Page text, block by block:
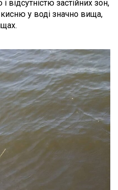
відсутністю застійних зон,
у воді значно вища,